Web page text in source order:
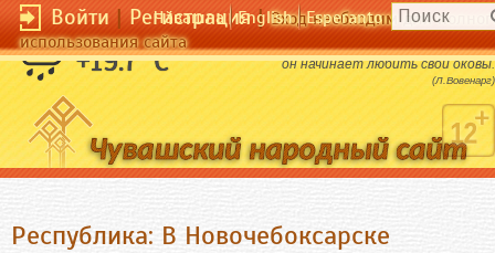
Войти|Регистрация|Вход необходим для
использования сайта
Чӑвашла English Esperanto
+19.7 °C
Рабство унижает человека до того,что
он начинает любить свои оковы.
(Л.Вовенарг)
Республика: В Новочебоксарске